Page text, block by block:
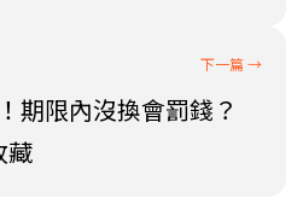
期限內沒換會罰錢？
藏